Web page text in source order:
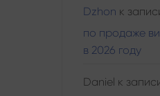
Dzhon к
по продаже
в 2026 году
Daniel к